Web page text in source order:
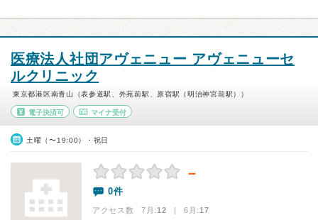
医療法人社団アヴェニュー アヴェニューセ
ルクリニック
東京都港区南青山（表参道駅、外苑前駅、原宿駅（明治神宮前駅））
電子決済可 マイナ受付
土曜（〜19:00）・祝日
－
0件
アクセス数 7月:12 | 6月:17